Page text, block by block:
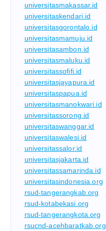
universitasmakassar.id
universitaskendari.id
universitasgorontalo.id
universitasmamuju.id
universitasambon.id
universitasmaluku.id
universitassofifi.id
universitasjayapura.id
universitaspapua.id
universitasmanokwari.id
universitassorong.id
universitaswanggar.id
universitaswalesi.id
universitassalor.id
universitasjakarta.id
universitassamarinda.id
universitasindonesia.org
rsud-tangerangkab.org
rsud-kotabekasi.org
rsud-tangerangkota.org
rsucnd-acehbaratkab.org